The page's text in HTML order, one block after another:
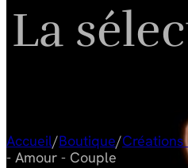
La
Accueil/Boutique/Créations
- Amour - Couple